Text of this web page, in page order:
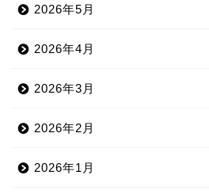
2026年5月
2026年4月
2026年3月
2026年2月
2026年1月